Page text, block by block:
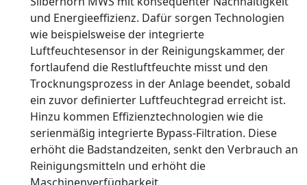
und Energieeffizienz. ­Dafür sorgen Technologien
wie beispielsweise der integrierte
Luftfeuchtesensor in der Reinigungskammer, der
fortlaufend die Restluftfeuchte misst und den
Trocknungsprozess in der Anlage beendet, sobald
ein zuvor definierter Luftfeuchtegrad erreicht ist.
Hinzu kommen Effizienztechnologien wie die
serienmäßig integrierte Bypass-Filtration. Diese
erhöht die Badstandzeiten, senkt den Verbrauch an
Reinigungsmitteln und erhöht die